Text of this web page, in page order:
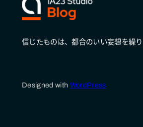
信じたものは、都合のいい妄想を繰り
Designed with WordPress